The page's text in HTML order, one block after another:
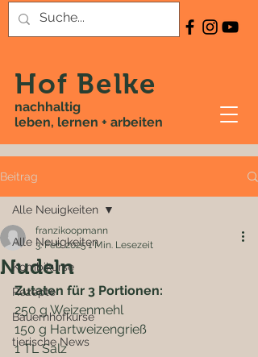
Hof Belke
nachhaltig
leben, lernen + arbeiten
Beitrag
Alle Neuigkeiten
Kombikurse
Rezepte
Bauernhofkurse
tierische News
Alle Neuigkeiten
Nudeln
franzikoopmann
3. Feb. 20251 Min. Lesezeit
Zutaten für 3 Portionen:
250 g Weizenmehl
150 g Hartweizengrieß
1 TL Salz